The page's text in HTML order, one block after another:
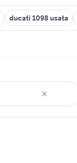
ducati 1098 usata